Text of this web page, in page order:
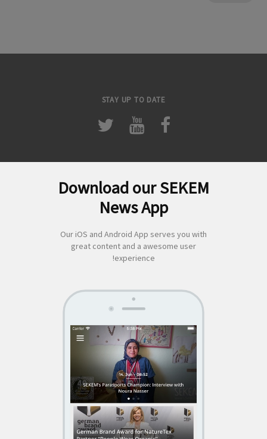
STAY UP TO DATE
About Us|Economy|Societal Life| Cultural Life
News|Media|Contact Us|Legal|Privacy
Download our SEKEM
News App
Our iOS and Android App serves you with
great content and a awesome user
experience!